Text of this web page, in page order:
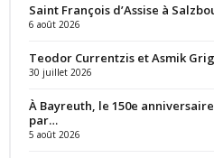
Saint François d’Assise à
6 août 2026
Teodor Currentzis et Asmik
30 juillet 2026
À Bayreuth, le 150e
par…
5 août 2026